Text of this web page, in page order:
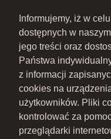
Informujemy, iż w
dostępnych w
jego treści oraz
Państwa
z informacji
cookies na
użytkowników. Pliki
kontrolować za
przeglądarki
MOJE KONTO
INFORMACJE